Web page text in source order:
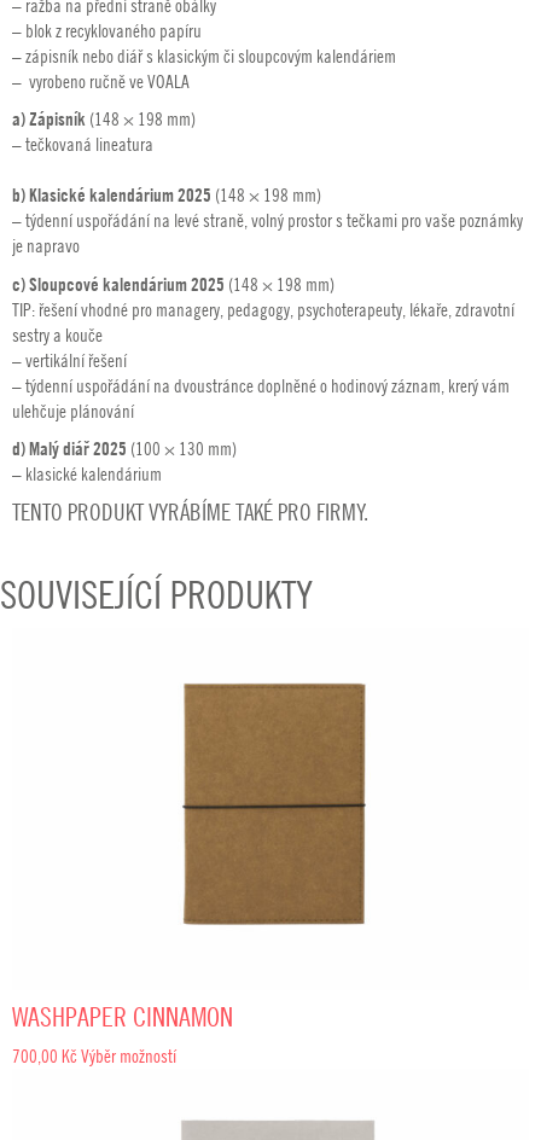
– ražba na přední straně obálky
– blok z recyklovaného papíru
– zápisník nebo diář s klasickým či sloupcovým kalendáriem
– vyrobeno ručně ve VOALA
a) Zápisník (148 × 198 mm)
– tečkovaná lineatura
b) Klasické kalendárium 2025 (148 × 198 mm)
– týdenní uspořádání na levé straně, volný prostor s tečkami pro vaše poznámky
je napravo
c) Sloupcové kalendárium 2025 (148 × 198 mm)
TIP: řešení vhodné pro managery, pedagogy, psychoterapeuty, lékaře, zdravotní
sestry a kouče
– vertikální řešení
– týdenní uspořádání na dvoustránce doplněné o hodinový záznam, krerý vám
ulehčuje plánování
d) Malý diář 2025 (100 × 130 mm)
– klasické kalendárium
TENTO PRODUKT VYRÁBÍME TAKÉ PRO FIRMY.
SOUVISEJÍCÍ PRODUKTY
WASHPAPER CINNAMON
700,00 Kč Výběr možností